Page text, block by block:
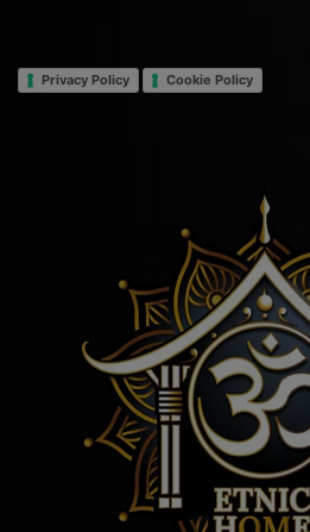
Privacy Policy Cookie Policy